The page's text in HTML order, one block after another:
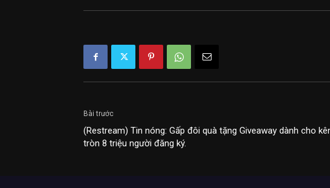
Bài trước
(Restream) Tin nóng: Gấp đôi quà tặng Giveaway dành cho
tròn 8 triệu người đăng ký.